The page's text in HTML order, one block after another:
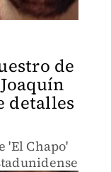
de
detalles
'El Chapo'